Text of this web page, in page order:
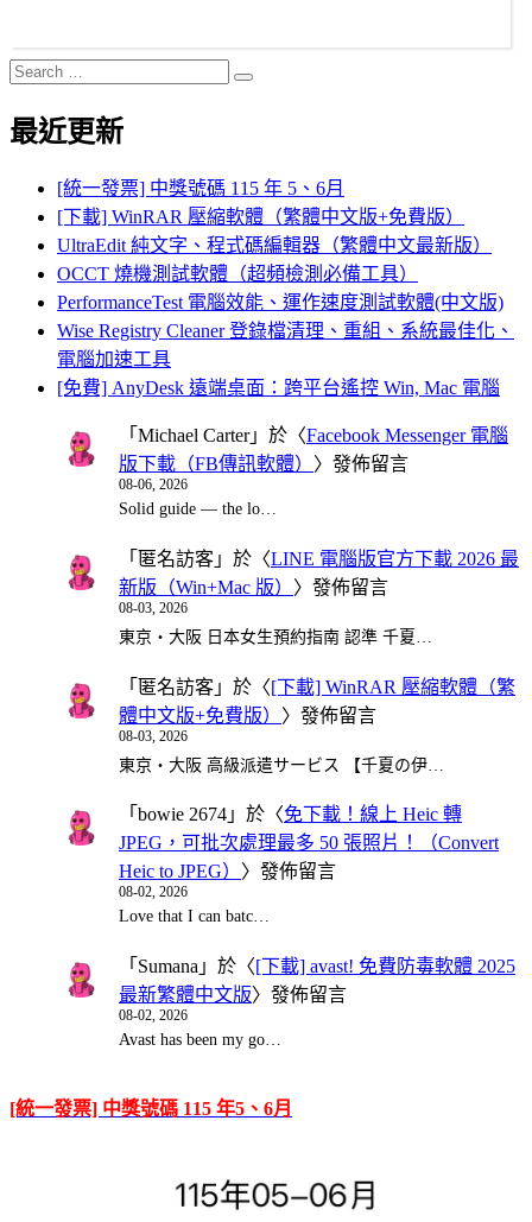
Search
for:
Search
最近更新
[統一發票] 中獎號碼 115 年 5、6月
[下載] WinRAR 壓縮軟體（繁體中文版+免費版）
UltraEdit 純文字、程式碼編輯器（繁體中文最新版）
OCCT 燒機測試軟體（超頻檢測必備工具）
PerformanceTest 電腦效能、運作速度測試軟體(中文版)
Wise Registry Cleaner 登錄檔清理、重組、系統最佳化、
電腦加速工具
[免費] AnyDesk 遠端桌面：跨平台遙控 Win, Mac 電腦
「 Michael Carter」於〈Facebook Messenger 電腦
版下載（FB傳訊軟體） 〉發佈留言
08-06, 2026
Solid guide — the lo…
「 匿名訪客 」於〈LINE 電腦版官方下載 2026 最
新版（Win+Mac 版） 〉發佈留言
08-03, 2026
東京・大阪 日本女生預約指南 認準 千夏…
「 匿名訪客 」於〈[下載] WinRAR 壓縮軟體（繁
體中文版+免費版） 〉發佈留言
08-03, 2026
東京・大阪 高級派遣サービス 【千夏の伊…
「 bowie 2674 」於〈免下載！線上 Heic 轉
JPEG，可批次處理最多 50 張照片！（Convert
Heic to JPEG） 〉發佈留言
08-02, 2026
Love that I can batc…
「 Sumana 」於〈[下載] avast! 免費防毒軟體 2025
最新繁體中文版〉發佈留言
08-02, 2026
Avast has been my go…
[統一發票] 中獎號碼 115 年5、6月